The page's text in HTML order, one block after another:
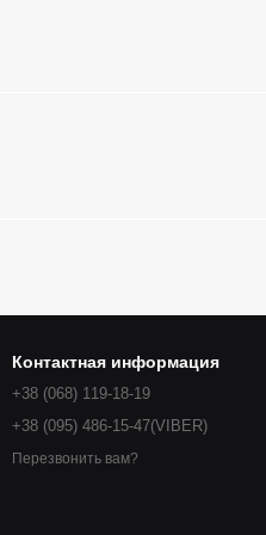
Контактная информация
+38 (068) 119-18-19
+38 (095) 486-15-47(VIBER)
Перезвонить вам?